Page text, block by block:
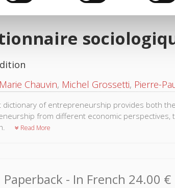
Chauvin, Michel Grossetti, Pierre-
dictionary of entrepreneurship provides both
from different economic perspectives,
Read More
Paperback - In French 24.00 €